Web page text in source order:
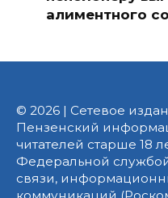
алиментного
© 2026 | Сетевое
Пензенский
читателей старше 18
Федеральной
связи,